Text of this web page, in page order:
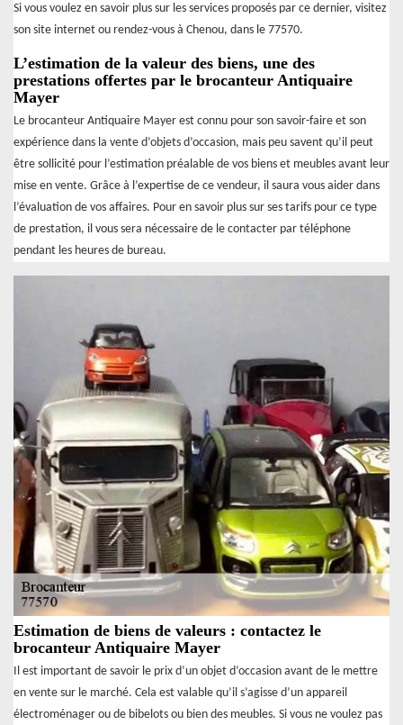
Si vous voulez en savoir plus sur les services proposés par ce dernier, visitez
son site internet ou rendez-vous à Chenou, dans le 77570.
L’estimation de la valeur des biens, une des
prestations offertes par le brocanteur Antiquaire
Mayer
Le brocanteur Antiquaire Mayer est connu pour son savoir-faire et son
expérience dans la vente d’objets d’occasion, mais peu savent qu’il peut
être sollicité pour l’estimation préalable de vos biens et meubles avant leur
mise en vente. Grâce à l’expertise de ce vendeur, il saura vous aider dans
l’évaluation de vos affaires. Pour en savoir plus sur ses tarifs pour ce type
de prestation, il vous sera nécessaire de le contacter par téléphone
pendant les heures de bureau.
Estimation de biens de valeurs : contactez le
brocanteur Antiquaire Mayer
Il est important de savoir le prix d’un objet d’occasion avant de le mettre
en vente sur le marché. Cela est valable qu’il s’agisse d’un appareil
électroménager ou de bibelots ou bien des meubles. Si vous ne voulez pas